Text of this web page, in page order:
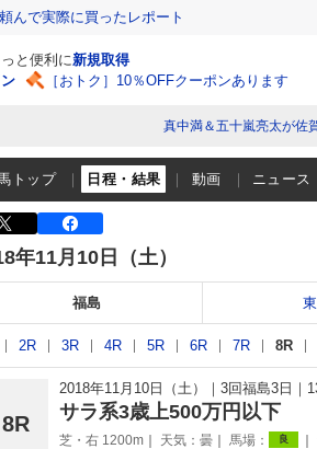
んで実際に買ったレポート
っと便利に新規取得
［おトク］10％OFFクーポンあります
真中満＆五十嵐亮太が佐
トップ 日程・結果 動画 ニュース
年11月10日（土）
福島
2R 3R 4R 5R 6R 7R 8R
8R
2018年11月10日（土） 3回福島3日
サラ系3歳上500万円以下
芝・右 1200m 天気： 曇 馬場： 良